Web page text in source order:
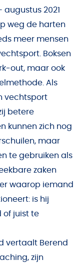
augustus 2021
weg de harten
meer mensen
Boksen
out, maar ook
Als
vechtsport
betere
kunnen zich nog
maar
te gebruiken als
zaken
waarop iemand
is hij
of juist te
vertaalt Berend
zijn